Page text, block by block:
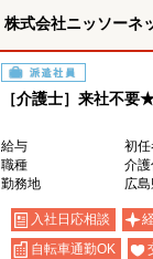
株式会社ニッソーネ
派遣社員
［介護士］来社不
給与
初
職種
介護
勤務地
広
入社日応相談
自転車通勤OK